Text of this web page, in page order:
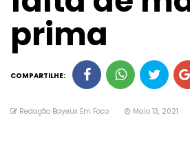
prima
COMPARTILHE:
Redação Bayeux Em Foco Maio 13, 2021